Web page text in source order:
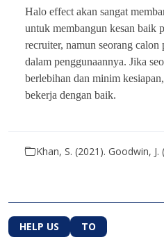
Halo effect akan sangat
untuk membangun kesan baik
recruiter, namun seorang calon
dalam penggunaannya. Jika
berlebihan dan minim
bekerja dengan baik.
Khan, S. (2021). Goodwin, J.
HELP US TO